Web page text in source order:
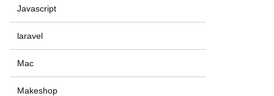
Javascript
laravel
Mac
Makeshop